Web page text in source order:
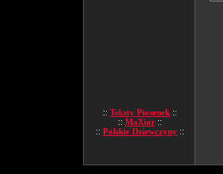
:: Teksty Piosenek ::
:: MaXior ::
:: Polskie Dziewczyny ::